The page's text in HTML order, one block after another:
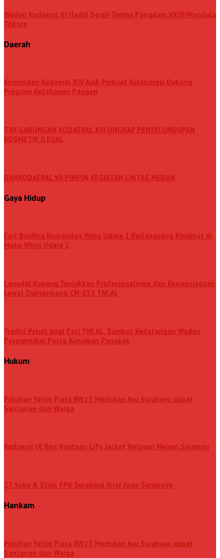
Wadan Kodaeral XI Hadiri Serah Terima Pangdam XXIV/Mandala
Trikora
Daerah
Komandan Kodaeral XIV Ajak Perkuat Kolaborasi Dukung
Program Ketahanan Pangan
TIM GABUNGAN KODAERAL XIII UNGKAP PENYELUNDUPAN
KOSMETIK ILEGAL
DANKODAERAL VII PIMPIN KEGIATAN LINTAS MEDAN
Gaya Hidup
Exit Briefing Komandan Wing Udara 1 Berlangsung Khidmat di
Mako Wing Udara 1
Lanudal Kupang Tunjukkan Profesionalisme dan Kesiapsiagaan
Lewat Dukyanbang CN-235 TNI AL
Tradisi Peluit bagi Pati TNl AL, Sambut Kedatangan Wadan
Puspenerbal Pasca Kenaikan Pangkat
Hukum
Puluhan Yatim Piatu RW15 Medokan Ayu Surabaya dapat
Santunan dari Warga
Kodaeral IX Beri Bantuan Life Jacket Nelayan Negeri Saleman
27 Suku & Etnis FPK Surabaya Ikrar Jogo Suroboyo
Hankam
Puluhan Yatim Piatu RW15 Medokan Ayu Surabaya dapat
Santunan dari Warga